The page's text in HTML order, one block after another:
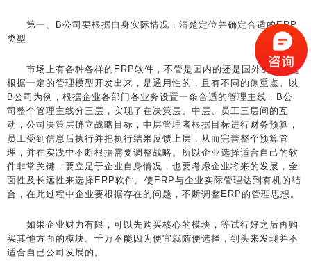
第一、B公司要根据自身实际情况，清楚定位并确定合适的ERP
类型
市场上有各种各样的ERP软件，不管是国内的还是国外的，都是
根据一定的管理模型开发出来，是通用性的，且有不同的侧重点。以
B公司为例，根据企业各部门各业务设置一条合适的管理主线，B公
司整个管理主线分三层，实现了在决策层、中层、员工三层间的互
动，公司决策层确立战略目标，中层管理者根据目标进行财务预算，
员工受到信息后执行并把执行结果反馈上层，从而完善整个预算管
理，并在实践中不断根据需要调整战略。所以企业选择适合自己的软
件非常关键，要立足于企业自身情况，也要考虑企业将来的发展，全
面性及长远性来选择ERP软件。使ERP与企业实际管理达到有机的结
合，在此过程中企业要根据存在的问题，不断调整ERP的管理思想。
如果企业财力有限，可以先购买核心的模块，等试行好之后再购
买其他方面的模块。千万不能因为便宜就随便选择，到头来发现并不
适合自已公司发展的。